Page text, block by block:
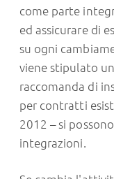
come parte
ed assicurare di
su ogni
viene stipulato
raccomanda di
per contratti
2012 – si
integrazioni.